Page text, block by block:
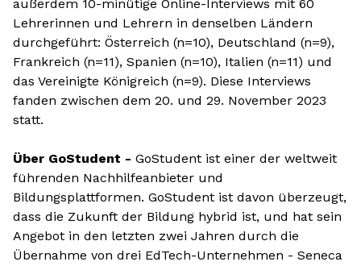
außerdem 10-minütige Online-Interviews mit 60
Lehrerinnen und Lehrern in denselben Ländern
durchgeführt: Österreich (n=10), Deutschland (n=9),
Frankreich (n=11), Spanien (n=10), Italien (n=11) und
das Vereinigte Königreich (n=9). Diese Interviews
fanden zwischen dem 20. und 29. November 2023
statt.
Über GoStudent - GoStudent ist einer der weltweit
führenden Nachhilfeanbieter und
Bildungsplattformen. GoStudent ist davon überzeugt,
dass die Zukunft der Bildung hybrid ist, und hat sein
Angebot in den letzten zwei Jahren durch die
Übernahme von drei EdTech-Unternehmen - Seneca